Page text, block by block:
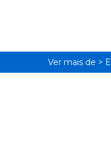
Ver mais de >